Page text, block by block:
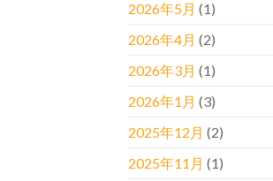
2026年5月 (1)
2026年4月 (2)
2026年3月 (1)
2026年1月 (3)
2025年12月 (2)
2025年11月 (1)